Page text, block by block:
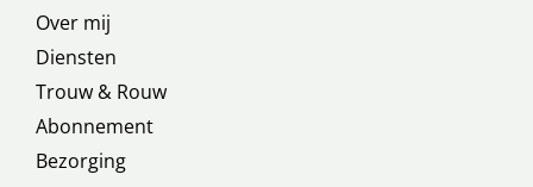
Over mij
Diensten
Trouw & Rouw
Abonnement
Bezorging